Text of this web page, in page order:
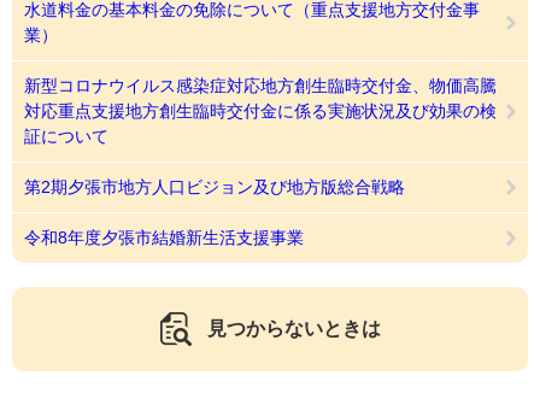
水道料金の基本料金の免除について（重点支援地方交付金事
業）
新型コロナウイルス感染症対応地方創生臨時交付金、物価高騰
対応重点支援地方創生臨時交付金に係る実施状況及び効果の検
証について
第2期夕張市地方人口ビジョン及び地方版総合戦略
令和8年度夕張市結婚新生活支援事業
見つからないときは